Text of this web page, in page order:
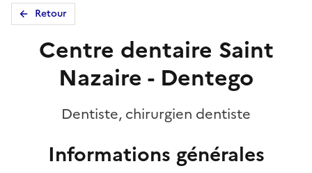
Retour
Centre dentaire Saint
Nazaire - Dentego
Dentiste, chirurgien dentiste
Informations générales